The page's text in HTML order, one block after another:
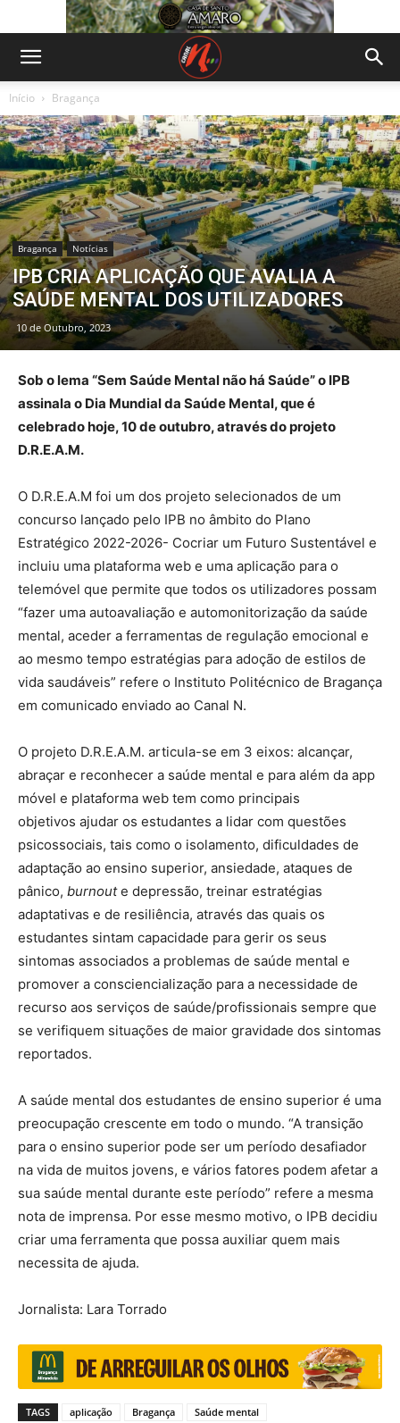
Início Bragança
Bragança Notícias
IPB CRIA APLICAÇÃO QUE AVALIA A
SAÚDE MENTAL DOS UTILIZADORES
10 de Outubro, 2023
Sob o lema “Sem Saúde Mental não há Saúde” o IPB
assinala o Dia Mundial da Saúde Mental, que é
celebrado hoje, 10 de outubro, através do projeto
D.R.E.A.M.
O D.R.E.A.M foi um dos projeto selecionados de um
concurso lançado pelo IPB no âmbito do Plano
Estratégico 2022-2026- Cocriar um Futuro Sustentável e
incluiu uma plataforma web e uma aplicação para o
telemóvel que permite que todos os utilizadores possam
“fazer uma autoavaliação e automonitorização da saúde
mental, aceder a ferramentas de regulação emocional e
ao mesmo tempo estratégias para adoção de estilos de
vida saudáveis” refere o Instituto Politécnico de Bragança
em comunicado enviado ao Canal N.
O projeto D.R.E.A.M. articula-se em 3 eixos: alcançar,
abraçar e reconhecer a saúde mental e para além da app
móvel e plataforma web tem como principais
objetivos ajudar os estudantes a lidar com questões
psicossociais, tais como o isolamento, dificuldades de
adaptação ao ensino superior, ansiedade, ataques de
pânico, burnoute depressão, treinar estratégias
adaptativas e de resiliência, através das quais os
estudantes sintam capacidade para gerir os seus
sintomas associados a problemas de saúde mental e
promover a consciencialização para a necessidade de
recurso aos serviços de saúde/profissionais sempre que
se verifiquem situações de maior gravidade dos sintomas
reportados.
A saúde mental dos estudantes de ensino superior é uma
preocupação crescente em todo o mundo. “A transição
para o ensino superior pode ser um período desafiador
na vida de muitos jovens, e vários fatores podem afetar a
sua saúde mental durante este período” refere a mesma
nota de imprensa. Por esse mesmo motivo, o IPB decidiu
criar uma ferramenta que possa auxiliar quem mais
necessita de ajuda.
Jornalista: Lara Torrado
TAGS aplicação Bragança Saúde mental